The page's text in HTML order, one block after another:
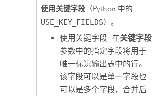
使用关键字段（Python 中的
USE_KEY_FIELDS）。
使用关键字段—在关键字段
参数中的指定字段将用于
唯一标识输出表中的行。
该字段可以是单一字段也
可以是多个字段，合并后